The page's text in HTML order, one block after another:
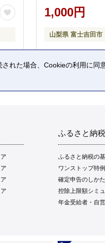
1,000円
山梨県 富士吉田市
ふるさと納
ふるさと納税の
ワンストップ特
確定申告のしかた
控除上限額シミ
年金受給者・自
れた場合、Cookieの利用に同